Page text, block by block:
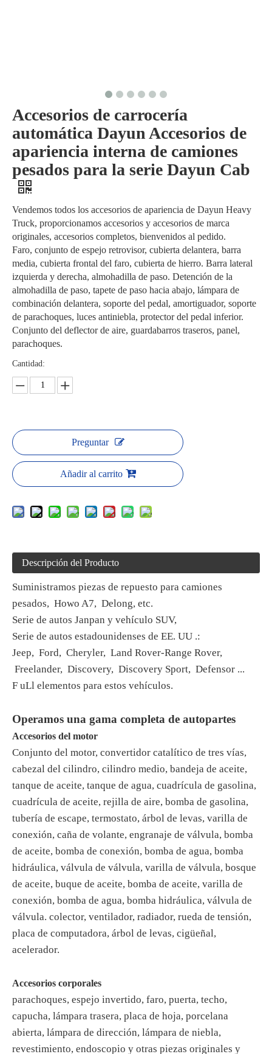
Accesorios de carrocería
automática Dayun Accesorios de
apariencia interna de camiones
pesados ​​para la serie Dayun Cab
Vendemos todos los accesorios de apariencia de Dayun Heavy
Truck, proporcionamos accesorios y accesorios de marca
originales, accesorios completos, bienvenidos al pedido.
Faro, conjunto de espejo retrovisor, cubierta delantera, barra
media, cubierta frontal del faro, cubierta de hierro. Barra lateral
izquierda y derecha, almohadilla de paso. Detención de la
almohadilla de paso, tapete de paso hacia abajo, lámpara de
combinación delantera, soporte del pedal, amortiguador, soporte
de parachoques, luces antiniebla, protector del pedal inferior.
Conjunto del deflector de aire, guardabarros traseros, panel,
parachoques.
Cantidad:
Preguntar
Añadir al carrito
Descripción del Producto
Suministramos piezas de repuesto para camiones
pesados, Howo A7, Delong, etc.
Serie de autos Janpan y vehículo SUV,
Serie de autos estadounidenses de EE. UU .:
Jeep, Ford, Cheryler, Land Rover-Range Rover,
Freelander, Discovery, Discovery Sport, Defensor ...
F uLl elementos para estos vehículos.
Operamos una gama completa de autopartes
Accesorios del motor
Conjunto del motor, convertidor catalítico de tres vías,
cabezal del cilindro, cilindro medio, bandeja de aceite,
tanque de aceite, tanque de agua, cuadrícula de gasolina,
cuadrícula de aceite, rejilla de aire, bomba de gasolina,
tubería de escape, termostato, árbol de levas, varilla de
conexión, caña de volante, engranaje de válvula, bomba
de aceite, bomba de conexión, bomba de agua, bomba
hidráulica, válvula de válvula, varilla de válvula, bosque
de aceite, buque de aceite, bomba de aceite, varilla de
conexión, bomba de agua, bomba hidráulica, válvula de
válvula. colector, ventilador, radiador, rueda de tensión,
placa de computadora, árbol de levas, cigüeñal,
acelerador.
Accesorios corporales
parachoques, espejo invertido, faro, puerta, techo,
capucha, lámpara trasera, placa de hoja, porcelana
abierta, lámpara de dirección, lámpara de niebla,
revestimiento, endoscopio y otras piezas originales y